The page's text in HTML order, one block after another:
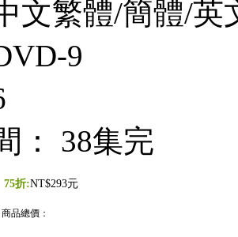
文繁體/簡體/英
9
： 38集完
75折:NT$293元
商品總價：